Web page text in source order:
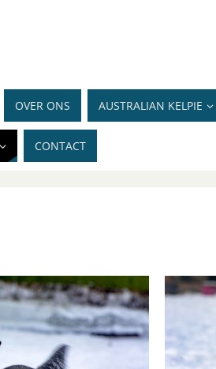
OVER ONS AUSTRALIAN KELPIE
CONTACT